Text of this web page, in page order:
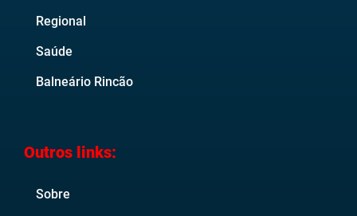
Regional
Saúde
Balneário Rincão
Outros links:
Sobre